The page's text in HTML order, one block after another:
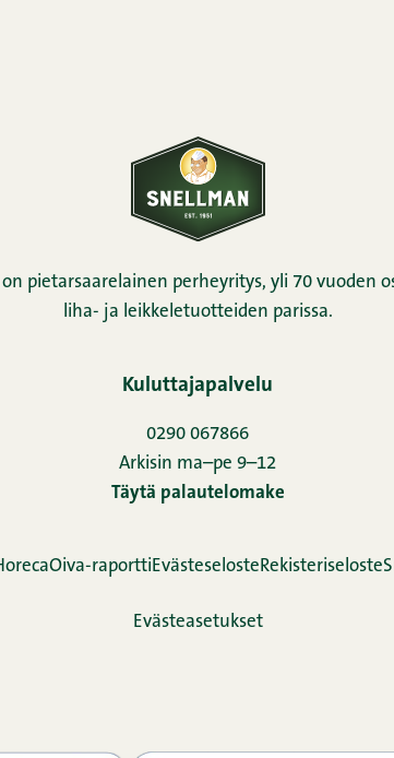
pietarsaarelainen perheyritys, yli 70 vuoden
liha- ja leikkeletuotteiden parissa.
Kuluttajapalvelu
0290 067866
Arkisin ma–pe 9–12
Täytä palautelomake
Oiva-raportti Evästeseloste Rekisteriseloste
Evästeasetukset